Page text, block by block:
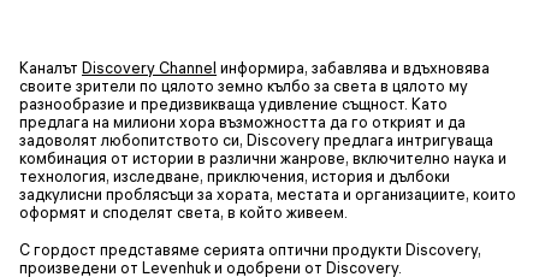
Каналът Discovery Channel информира, забавлява и вдъхновява
своите зрители по цялото земно кълбо за света в цялото му
разнообразие и предизвикваща удивление същност. Като
предлага на милиони хора възможността да го открият и да
задоволят любопитството си, Discovery предлага интригуваща
комбинация от истории в различни жанрове, включително наука и
технология, изследване, приключения, история и дълбоки
задкулисни проблясъци за хората, местата и организациите, които
оформят и споделят света, в който живеем.
С гордост представяме серията оптични продукти Discovery,
произведени от Levenhuk и одобрени от Discovery.